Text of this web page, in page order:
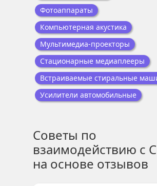
Фотоаппараты
Компьютерная акустика
Мультимедиа-проекторы
Стационарные медиаплееры
Встраиваемые стиральные
Усилители автомобильные
Советы по
взаимодействию с
на основе отзывов